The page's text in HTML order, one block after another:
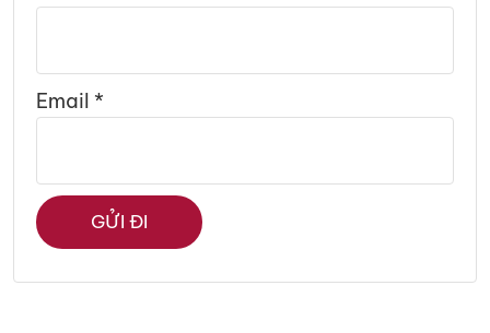
Email *